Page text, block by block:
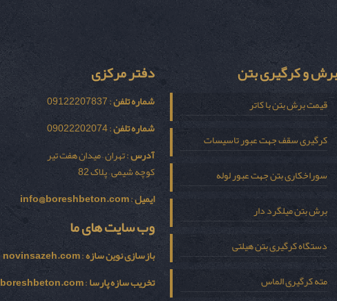
و کرگیری بتن
قیمت برش بتن با کاتر
کرگیری سقف جهت عبور تاسیسات
سوراخکاری بتن جهت عبور لوله
برش بتن میلگرد دار
دستگاه کرگیری بتن هیلتی
مته کرگیری الماس
دفتر مرکزی
شماره تلفن: 09122207837
شماره تلفن: 09022202074
آدرس: تهران – میدان هفت تیر
کوچه شیمی – پلاک 82
ایمیل:
info@boreshbeton.com
وب سایت های ما
بازسازی نوين سازه:
novinsazeh.com
تخریب سازه پارسا:
boreshbeton.com